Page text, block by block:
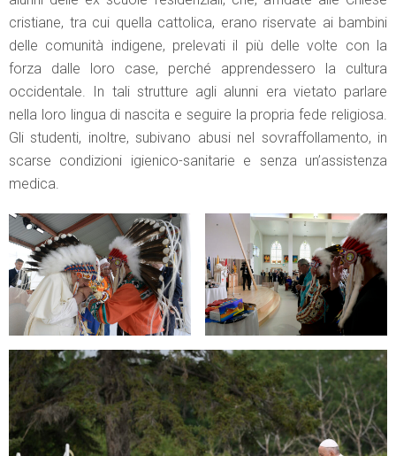
cristiane, tra cui quella cattolica, erano riservate ai bambini
delle comunità indigene, prelevati il più delle volte con la
forza dalle loro case, perché apprendessero la cultura
occidentale. In tali strutture agli alunni era vietato parlare
nella loro lingua di nascita e seguire la propria fede religiosa.
Gli studenti, inoltre, subivano abusi nel sovraffollamento, in
scarse condizioni igienico-sanitarie e senza un’assistenza
medica.